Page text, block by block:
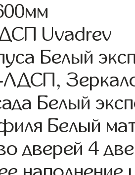
Uvadrev
Белый
Белый
Белый
дверей 4